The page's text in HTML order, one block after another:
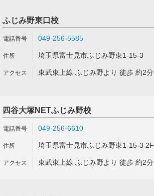
ふじみ野東口校
049-256-5585
埼玉県富士見市ふじみ野東1-15-3
東武東上線 ふじみ野より 徒歩 約2分
四谷大塚NETふじみ野校
049-256-6610
埼玉県富士見市ふじみ野東1-15-3 2F
東武東上線 ふじみ野より 徒歩 約2分